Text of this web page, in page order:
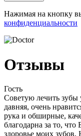
Нажимая на кнопку
конфиденциальности
Отзывы
Гость
Советую лечить
давняя, очень
рука и обширные,
благодарна за то,
здоровье моих зубов.